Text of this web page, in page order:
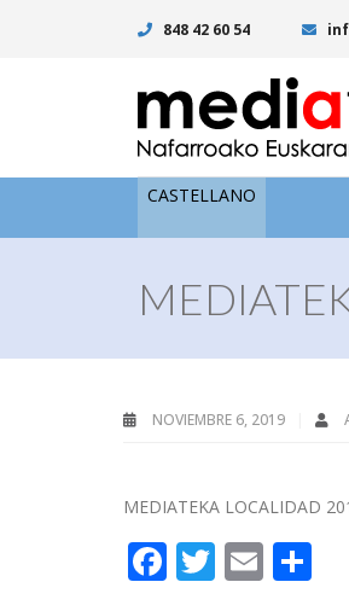
848 42 60 54
CASTELLANO
NOVIEMBRE 6, 2019
MEDIATEKA LOCALIDAD
Facebook
Twitter
Email